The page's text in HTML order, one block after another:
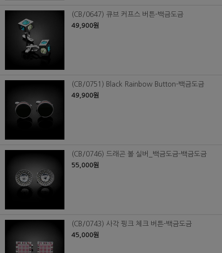
(CB/0647) 큐브 커프스 버튼-백금도금
49,900원
(CB/0751) Black Rainbow Button-백금도금
49,900원
(CB/0746) 드래곤 볼 실버_백금도금-백금도금
55,000원
(CB/0743) 사각 핑크 체크 버튼-백금도금
45,000원